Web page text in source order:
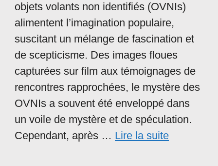
objets volants non identifiés (OVNIs)
alimentent l’imagination populaire,
suscitant un mélange de fascination et
de scepticisme. Des images floues
capturées sur film aux témoignages de
rencontres rapprochées, le mystère des
OVNIs a souvent été enveloppé dans
un voile de mystère et de spéculation.
Cependant, après … Lire la suite